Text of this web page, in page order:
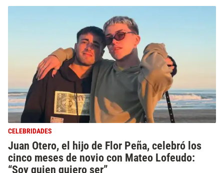
CELEBRIDADES
Juan Otero, el hijo de Flor Peña, celebró los
cinco meses de novio con Mateo Lofeudo:
“Soy quien quiero ser”